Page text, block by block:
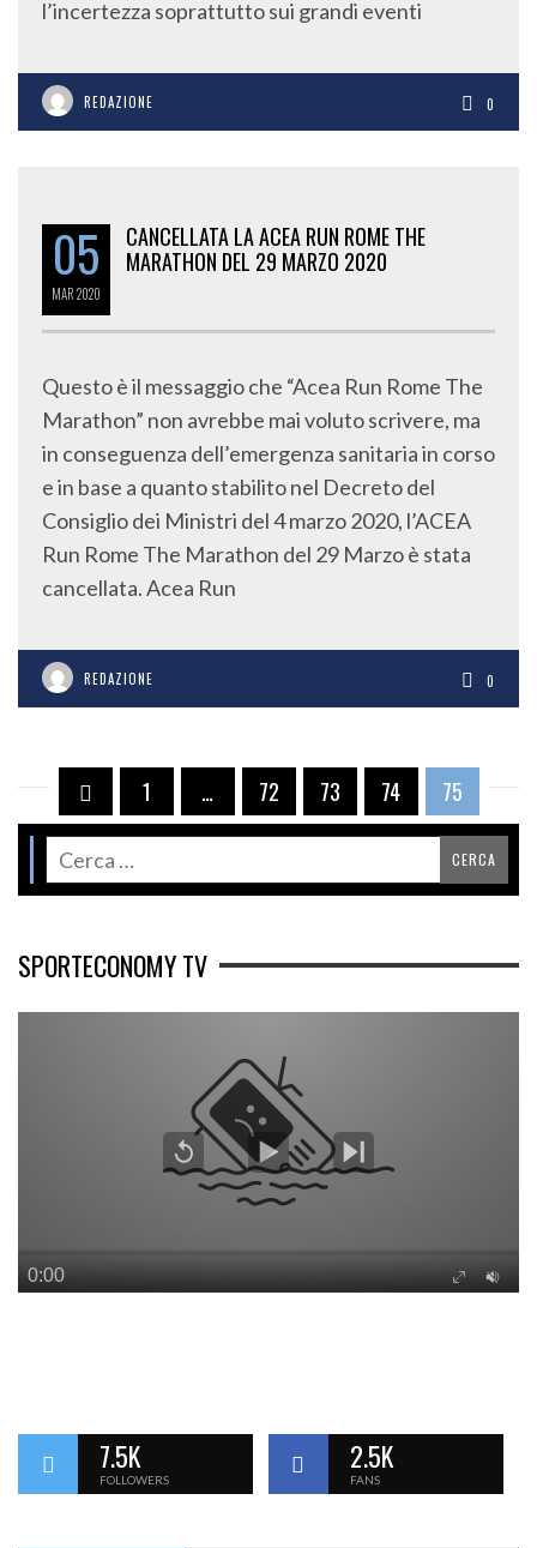
l’incertezza soprattutto sui grandi eventi
REDAZIONE 0
05
MAR2020
CANCELLATA LA ACEA RUN ROME THE
MARATHON DEL 29 MARZO 2020
Questo è il messaggio che “Acea Run Rome The
Marathon” non avrebbe mai voluto scrivere, ma
in conseguenza dell’emergenza sanitaria in corso
e in base a quanto stabilito nel Decreto del
Consiglio dei Ministri del 4 marzo 2020, l’ACEA
Run Rome The Marathon del 29 Marzo è stata
cancellata. Acea Run
REDAZIONE 0
1 … 72 73 74 75
SPORTECONOMY TV
7.5K
FOLLOWERS
2.5K
FANS